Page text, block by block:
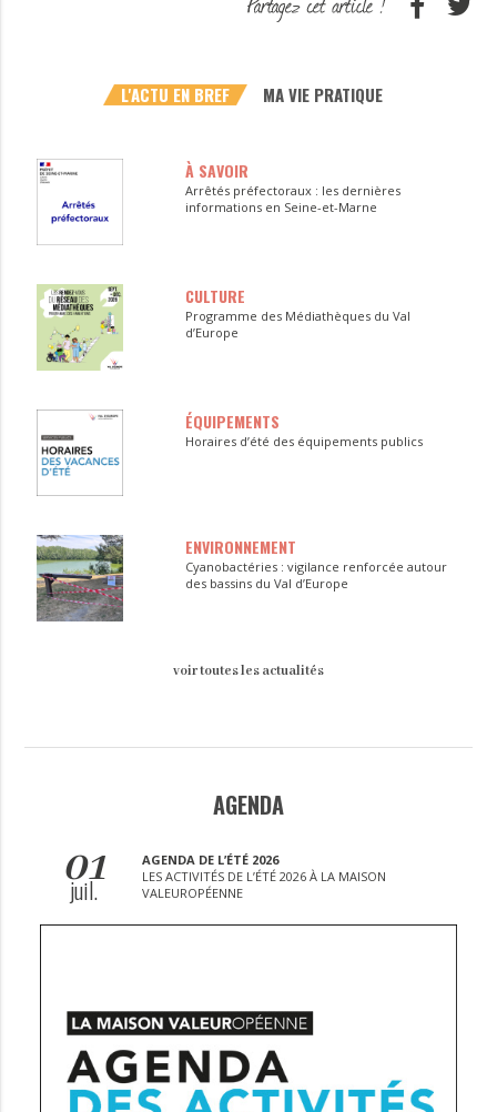
L'ACTU EN BREF MA VIE PRATIQUE
À SAVOIR
Arrêtés préfectoraux : les dernières
informations en Seine-et-Marne
CULTURE
Programme des Médiathèques du Val
d’Europe
ÉQUIPEMENTS
Horaires d’été des équipements publics
ENVIRONNEMENT
Cyanobactéries : vigilance renforcée autour
des bassins du Val d’Europe
voir toutes les actualités
AGENDA
01
juil.
AGENDA DE L’ÉTÉ 2026
LES ACTIVITÉS DE L’ÉTÉ 2026 À LA MAISON
VALEUROPÉENNE